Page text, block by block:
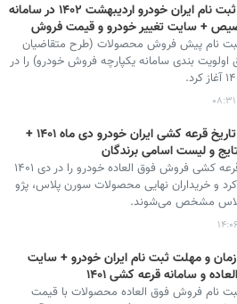
ثبت نام ایران خودرو اردیبهشت ۱۴۰۲ در سامانه
+ سایت تغییر خودرو و قیمت فروش
ثبت نام پیش فروش محصولات (طرح متقاضیان
اولویت بندی سامانه یکپارچه فروش خودرو) را در
تاریخ قرعه کشی ایران خودرو دی ماه ۱۴۰۱ +
و لیست اسامی برندگان
ایران خودرو قرعه کشی فروش فوق العاده خودرو را در دی ۱۴۰۱
کرد و خریداران نهایی محصولات سورن پلاس، پژو
پلاس مشخص می‌شوند.
زمان و مهلت ثبت نام ایران خودرو + سایت
و سامانه قرعه کشی ۱۴۰۱
ثبت نام فروش فوق العاده محصولات با قیمت